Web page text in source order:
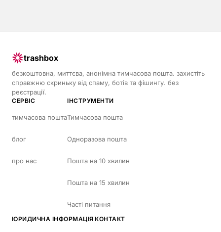
trashbox
безкоштовна, миттєва, анонімна тимчасова пошта. захистіть
справжню скриньку від спаму, ботів та фішингу. без
реєстрації.
СЕРВІС
тимчасова пошта
блог
про нас
ІНСТРУМЕНТИ
Тимчасова пошта
Одноразова пошта
Пошта на 10 хвилин
Пошта на 15 хвилин
Часті питання
ЮРИДИЧНА ІНФОРМАЦІЯ КОНТАКТ